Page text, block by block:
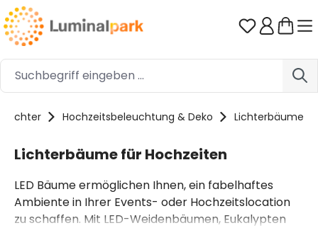
Zum Hauptinhalt springen Du hast 0
Hochzeitsbeleuchtung & Deko Lichterbäume
Lichterbäume für Hochzeiten
LED Bäume ermöglichen Ihnen, ein fabelhaftes
Ambiente in Ihrer Events- oder Hochzeitslocation
zu schaffen. Mit LED-Weidenbäumen, Eukalypten